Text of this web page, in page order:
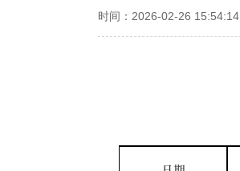
时间：2026-02-26 15:54:14